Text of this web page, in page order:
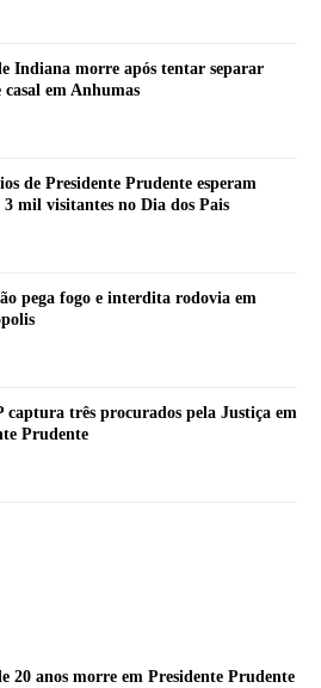
Indiana morre após tentar separar
em Anhumas
de Presidente Prudente esperam
3 mil visitantes no Dia dos Pais
pega fogo e interdita rodovia em
captura três procurados pela Justiça em
Prudente
20 anos morre em Presidente Prudente